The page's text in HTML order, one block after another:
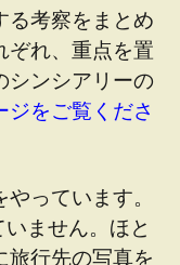
る考察をまとめ
ぞれ、重点を置
シンシアリーの
ジをご覧くださ
っています。
ません。ほと
旅行先の写真を